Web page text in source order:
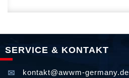
SERVICE & KONTAKT
kontakt@awwm-germany.de